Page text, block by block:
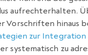
aufrechterhalten.
Vorschriften hinaus
zur Integration
systematisch zu